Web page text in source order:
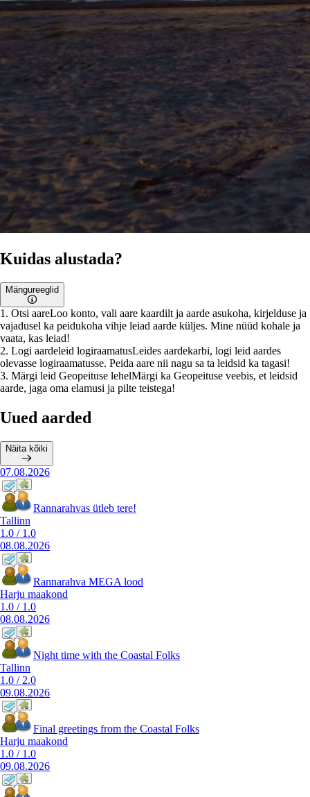
Kuidas alustada?
Mängureeglid
1 . Otsi aareLoo konto, vali aare kaardilt ja aarde asukoha, kirjelduse ja
vajadusel ka peidukoha vihje leiad aarde küljes. Mine nüüd kohale ja
vaata, kas leiad!
2. Logi aardeleid logiraamatusLeides aardekarbi, logi leid aardes
olevasse logiraamatusse. Peida aare nii nagu sa ta leidsid ka tagasi!
3. Märgi leid Geopeituse lehelMärgi ka Geopeituse veebis, et leidsid
aarde, jaga oma elamusi ja pilte teistega!
Uued aarded
Näita kõiki
07.08.2026
Rannarahvas ütleb tere!
Tallinn
1.0 / 1.0
08.08.2026
Rannarahva MEGA lood
Harju maakond
1.0 / 1.0
08.08.2026
Night time with the Coastal Folks
Tallinn
1.0 / 2.0
09.08.2026
Final greetings from the Coastal Folks
Harju maakond
1.0 / 1.0
09.08.2026